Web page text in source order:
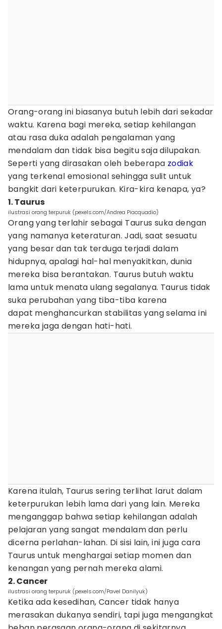
Orang-orang ini biasanya butuh lebih dari sekadar
waktu. Karena bagi mereka, setiap kehilangan
atau rasa duka adalah pengalaman yang
mendalam dan tidak bisa begitu saja dilupakan.
Seperti yang dirasakan oleh beberapa zodiak
yang terkenal emosional sehingga sulit untuk
bangkit dari keterpurukan. Kira-kira kenapa, ya?
1. Taurus
ilustrasi orang terpuruk (pexels.com/Andrea Piacquadio)
Orang yang terlahir sebagai Taurus suka dengan
yang namanya keteraturan. Jadi, saat sesuatu
yang besar dan tak terduga terjadi dalam
hidupnya, apalagi hal-hal menyakitkan, dunia
mereka bisa berantakan. Taurus butuh waktu
lama untuk menata ulang segalanya. Taurus tidak
suka perubahan yang tiba-tiba karena
dapat menghancurkan stabilitas yang selama ini
mereka jaga dengan hati-hati.
Karena itulah, Taurus sering terlihat larut dalam
keterpurukan lebih lama dari yang lain. Mereka
menganggap bahwa setiap kehilangan adalah
pelajaran yang sangat mendalam dan perlu
dicerna perlahan-lahan. Di sisi lain, ini juga cara
Taurus untuk menghargai setiap momen dan
kenangan yang pernah mereka alami.
2. Cancer
ilustrasi orang terpuruk (pexels.com/Pavel Danilyuk)
Ketika ada kesedihan, Cancer tidak hanya
merasakan dukanya sendiri, tapi juga mengangkat